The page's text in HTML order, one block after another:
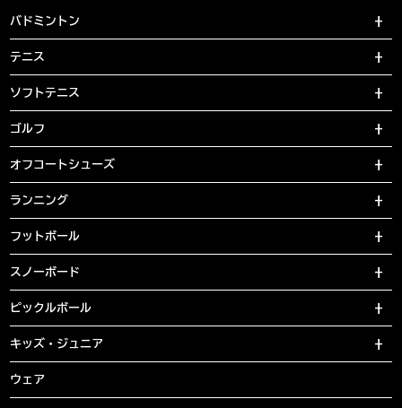
バドミントン
テニス
ソフトテニス
ゴルフ
オフコートシューズ
ランニング
フットボール
スノーボード
ピックルボール
キッズ・ジュニア
ウェア